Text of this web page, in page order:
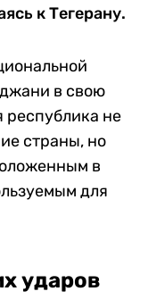
к Тегерану.
в свою
республика не
страны, но
в
для
ударов